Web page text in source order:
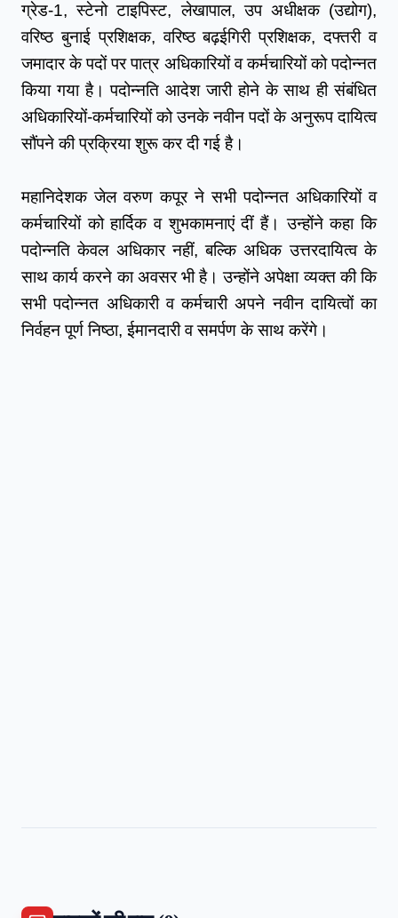
ग्रेड-1, स्टेनो टाइपिस्ट, लेखापाल, उप अधीक्षक (उद्योग),
वरिष्ठ बुनाई प्रशिक्षक, वरिष्ठ बढ़ईगिरी प्रशिक्षक, दफ्तरी व
जमादार के पदों पर पात्र अधिकारियों व कर्मचारियों को पदोन्नत
किया गया है। पदोन्नति आदेश जारी होने के साथ ही संबंधित
अधिकारियों-कर्मचारियों को उनके नवीन पदों के अनुरूप दायित्व
सौंपने की प्रक्रिया शुरू कर दी गई है।
महानिदेशक जेल वरुण कपूर ने सभी पदोन्नत अधिकारियों व
कर्मचारियों को हार्दिक व शुभकामनाएं दीं हैं। उन्होंने कहा कि
पदोन्नति केवल अधिकार नहीं, बल्कि अधिक उत्तरदायित्व के
साथ कार्य करने का अवसर भी है। उन्होंने अपेक्षा व्यक्त की कि
सभी पदोन्नत अधिकारी व कर्मचारी अपने नवीन दायित्वों का
निर्वहन पूर्ण निष्ठा, ईमानदारी व समर्पण के साथ करेंगे।